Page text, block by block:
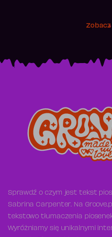
Zobacz
Sprawdź o czym jest tekst
Sabrina Carpenter. Na
tekstowo tłumaczenia
Wyróżniamy się unikalnymi